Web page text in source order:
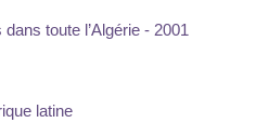
toute l’Algérie - 2001
latine